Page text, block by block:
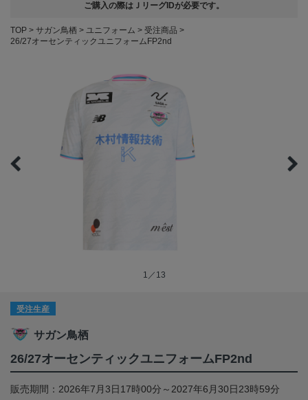
ご購入の際はＪリーグIDが必要です。
TOP サガン鳥栖 ユニフォーム
受注商品
26/27オーセンティックユニフォームFP2nd
1／13
受注生産
サガン鳥栖
26/27オーセンティックユニフォームFP2nd
販売期間：2026年7月3日17時00分～2027年6月30日23時59分